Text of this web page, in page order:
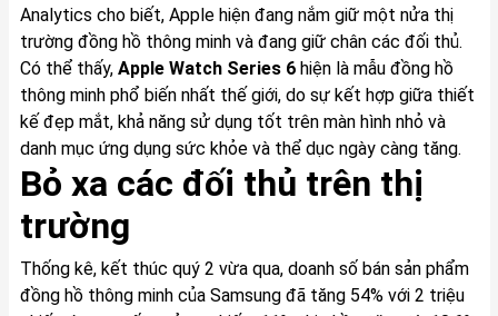
Analytics cho biết, Apple hiện đang nắm giữ một nửa thị
trường đồng hồ thông minh và đang giữ chân các đối thủ.
Có thể thấy, Apple Watch Series 6hiện là mẫu đồng hồ
thông minh phổ biến nhất thế giới, do sự kết hợp giữa thiết
kế đẹp mắt, khả năng sử dụng tốt trên màn hình nhỏ và
danh mục ứng dụng sức khỏe và thể dục ngày càng tăng.
Bỏ xa các đối thủ trên thị
trường
Thống kê, kết thúc quý 2 vừa qua, doanh số bán sản phẩm
đồng hồ thông minh của Samsung đã tăng 54% với 2 triệu